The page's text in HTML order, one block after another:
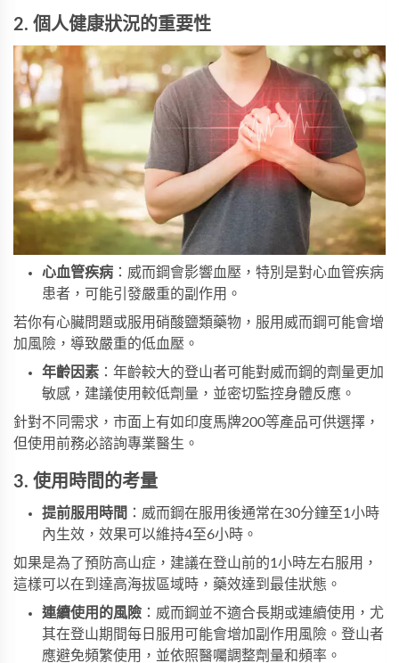
2. 個人健康狀況的重要性
心血管疾病 ：威而鋼會影響血壓，特別是對心血管疾病
患者，可能引發嚴重的副作用。
若你有心臟問題或服用硝酸鹽類藥物，服用威而鋼可能會增
加風險，導致嚴重的低血壓。
年齡因素 ：年齡較大的登山者可能對威而鋼的劑量更加
敏感，建議使用較低劑量，並密切監控身體反應。
針對不同需求，市面上有如 印度馬牌200等產品可供選擇，
但使用前務必諮詢專業醫生。
3. 使用時間的考量
提前服用時間 ：威而鋼在服用後通常在30分鐘至1小時
內生效，效果可以維持4至6小時。
如果是為了預防高山症，建議在登山前的1小時左右服用，
這樣可以在到達高海拔區域時，藥效達到最佳狀態。
連續使用的風險 ：威而鋼並不適合長期或連續使用，尤
其在登山期間每日服用可能會增加副作用風險。登山者
應避免頻繁使用，並依照醫囑調整劑量和頻率。